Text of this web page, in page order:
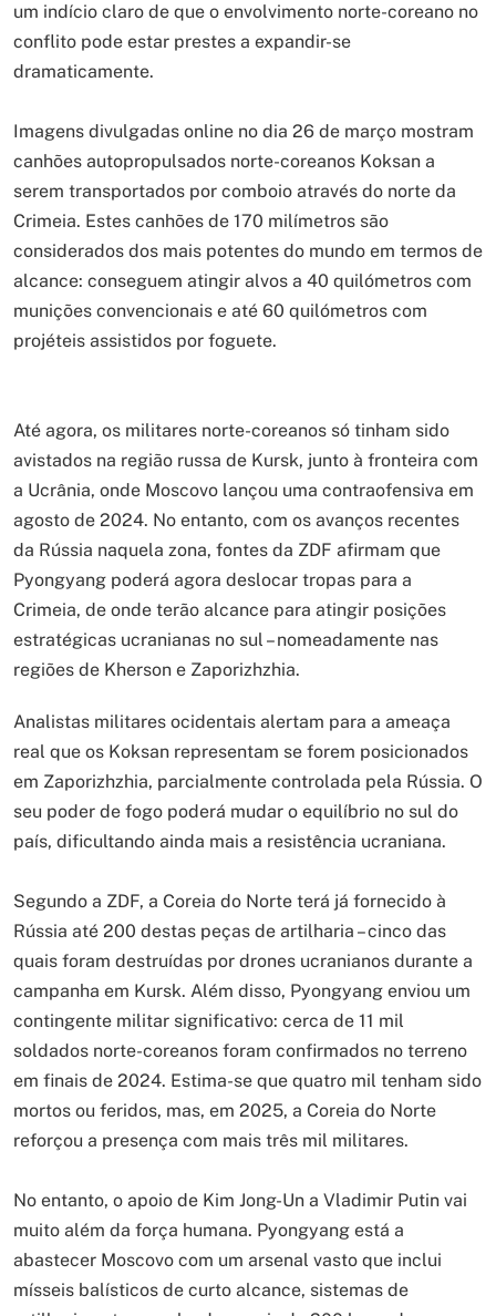
um indício claro de que o envolvimento norte-coreano no
conflito pode estar prestes a expandir-se
dramaticamente.
Imagens divulgadas online no dia 26 de março mostram
canhões autopropulsados norte-coreanos Koksan a
serem transportados por comboio através do norte da
Crimeia. Estes canhões de 170 milímetros são
considerados dos mais potentes do mundo em termos de
alcance: conseguem atingir alvos a 40 quilómetros com
munições convencionais e até 60 quilómetros com
projéteis assistidos por foguete.
Até agora, os militares norte-coreanos só tinham sido
avistados na região russa de Kursk, junto à fronteira com
a Ucrânia, onde Moscovo lançou uma contraofensiva em
agosto de 2024. No entanto, com os avanços recentes
da Rússia naquela zona, fontes da ZDF afirmam que
Pyongyang poderá agora deslocar tropas para a
Crimeia, de onde terão alcance para atingir posições
estratégicas ucranianas no sul – nomeadamente nas
regiões de Kherson e Zaporizhzhia.
Analistas militares ocidentais alertam para a ameaça
real que os Koksan representam se forem posicionados
em Zaporizhzhia, parcialmente controlada pela Rússia. O
seu poder de fogo poderá mudar o equilíbrio no sul do
país, dificultando ainda mais a resistência ucraniana.
Segundo a ZDF, a Coreia do Norte terá já fornecido à
Rússia até 200 destas peças de artilharia – cinco das
quais foram destruídas por drones ucranianos durante a
campanha em Kursk. Além disso, Pyongyang enviou um
contingente militar significativo: cerca de 11 mil
soldados norte-coreanos foram confirmados no terreno
em finais de 2024. Estima-se que quatro mil tenham sido
mortos ou feridos, mas, em 2025, a Coreia do Norte
reforçou a presença com mais três mil militares.
No entanto, o apoio de Kim Jong-Un a Vladimir Putin vai
muito além da força humana. Pyongyang está a
abastecer Moscovo com um arsenal vasto que inclui
mísseis balísticos de curto alcance, sistemas de